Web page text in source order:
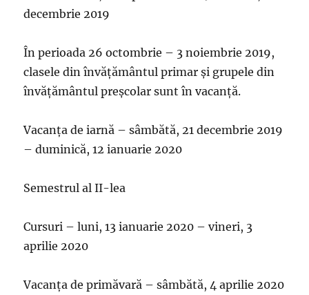
decembrie 2019
În perioada 26 octombrie – 3 noiembrie 2019,
clasele din învăţământul primar şi grupele din
învăţământul preşcolar sunt în vacanţă.
Vacanța de iarnă – sâmbătă, 21 decembrie 2019
– duminică, 12 ianuarie 2020
Semestrul al II-lea
Cursuri – luni, 13 ianuarie 2020 – vineri, 3
aprilie 2020
Vacanţa de primăvară – sâmbătă, 4 aprilie 2020